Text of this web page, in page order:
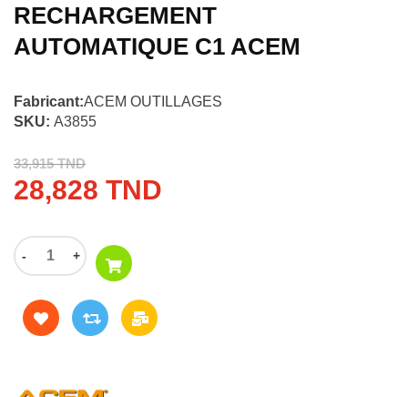
RECHARGEMENT
AUTOMATIQUE C1 ACEM
Fabricant:ACEM OUTILLAGES
SKU: A3855
33,915 TND
28,828 TND
- +